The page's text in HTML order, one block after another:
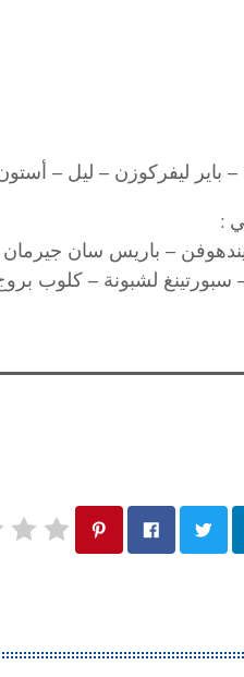
باير ليفركوزن – ليل –
:
– باريس سان جيرمان
لشبونة – كلوب